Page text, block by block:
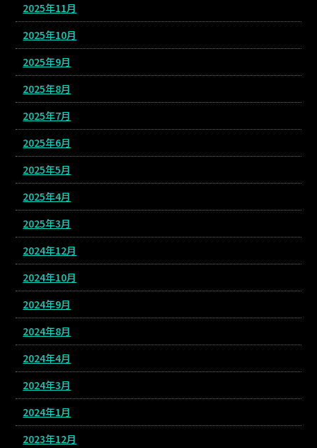
2025年11月
2025年10月
2025年9月
2025年8月
2025年7月
2025年6月
2025年5月
2025年4月
2025年3月
2024年12月
2024年10月
2024年9月
2024年8月
2024年4月
2024年3月
2024年1月
2023年12月